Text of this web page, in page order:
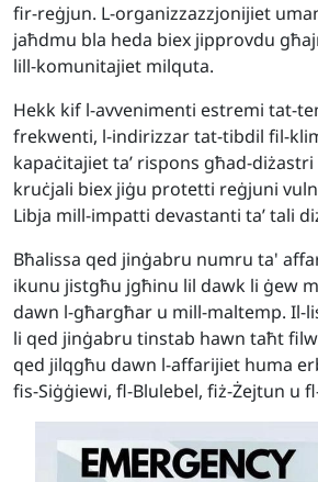
fir-reġjun. L-organizzazzjonijiet
jaħdmu bla heda biex jipprovdu
lill-komunitajiet milquta.
Hekk kif l-avvenimenti estremi tat-
frekwenti, l-indirizzar tat-tibdil fil-
kapaċitajiet ta’ rispons għad-
kruċjali biex jiġu protetti reġjuni
Libja mill-impatti devastanti ta’ tali
Bħalissa qed jinġabru numru ta'
ikunu jistgħu jgħinu lil dawk li ġew
dawn l-għargħar u mill-maltemp. Il-
li qed jinġabru tinstab hawn taħt
qed jilqgħu dawn l-affarijiet huma
fis-Siġġiewi, fl-Blulebel, fiż-Żejtun u